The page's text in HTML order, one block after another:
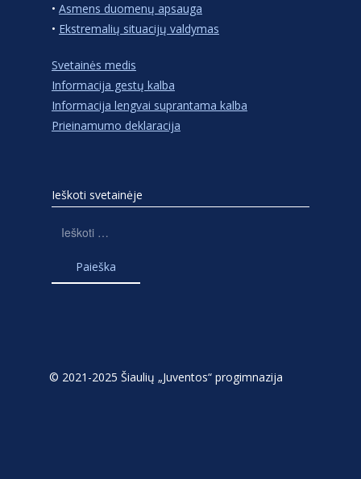
• Asmens duomenų apsauga
• Ekstremalių situacijų valdymas
Svetainės medis
Informacija gestų kalba
Informacija lengvai suprantama kalba
Prieinamumo deklaracija
Ieškoti svetainėje
© 2021-2025 Šiaulių „Juventos“ progimnazija